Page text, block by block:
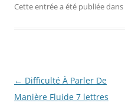
Cette entrée a été publiée dans
Navigation
des
← Difficulté À Parler De
Manière Fluide 7 lettres